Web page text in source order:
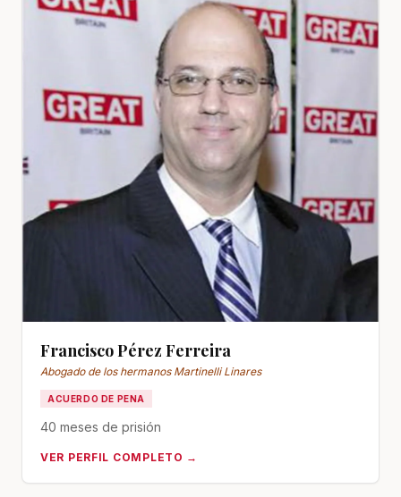
Francisco Pérez Ferreira
Abogado de los hermanos Martinelli Linares
ACUERDO DE PENA
40 meses de prisión
VER PERFIL COMPLETO →